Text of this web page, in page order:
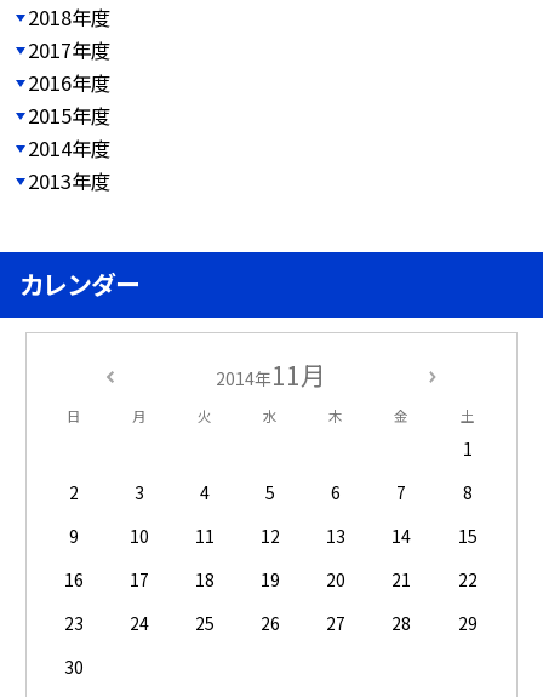
2018年度
2017年度
2016年度
2015年度
2014年度
2013年度
カレンダー
2014年11月
日 月 火 水 木 金 土
1
2
3 4 5 6 7
8
9
10 11 12 13 14
15
16
17 18 19 20 21
22
23
24 25 26 27 28
29
30